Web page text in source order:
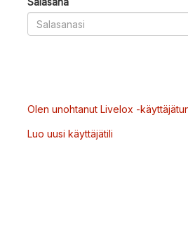
Olen unohtanut Livelox -
Luo uusi käyttäjätili